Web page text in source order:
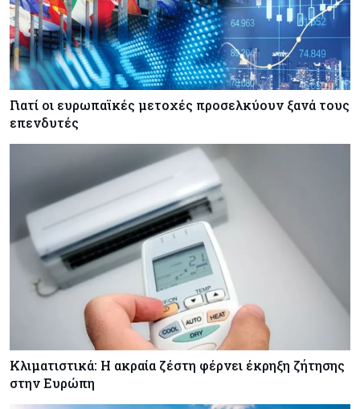
Κόσμος 08-08-2026
Αγορές ακινήτων: Οι 10 πιο ακριβές ευρωπαϊκές
πόλεις για αγορά σπιτιού (πίνακας)
Κόσμος
Οι πυρκαγιές κατακαίνε την Ευρώπη, αλλά οι
ζημιές δεν είναι ασφαλισμένες
Κόσμος
Γιατί οι κεντρικές τράπεζες αφήνουν τις αγορές
να «παίξουν μπάλα»
Γιατί οι ευρωπαϊκές μετοχές προσελκύουν ξανά τους
επενδυτές
Κλιματιστικά: Η ακραία ζέστη φέρνει έκρηξη ζήτησης
στην Ευρώπη